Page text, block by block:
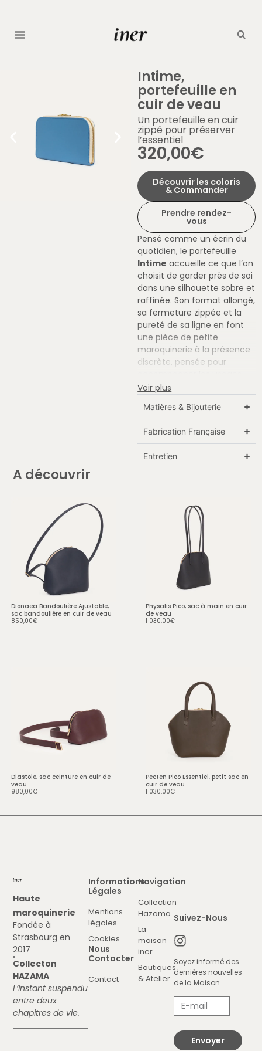
Intime,
portefeuille en
cuir de veau
Un portefeuille en cuir
zippé pour préserver
l’essentiel
320,00€
Découvrir les coloris
& Commander
Prendre rendez-
vous
Pensé comme un écrin du
quotidien, le portefeuille
Intime accueille ce que l’on
choisit de garder près de soi
dans une silhouette sobre et
raffinée. Son format allongé,
sa fermeture zippée et la
pureté de sa ligne en font
une pièce de petite
maroquinerie à la présence
discrète, pensée pour
avec justesse. À la fois
traverse le quotidien avec
effets personnels dans un
maîtrisé.
claire et essentielle,
permettant de réunir cartes,
billets et indispensables
dans un même geste.
Portefeuille zippé en cuir de
veau, l’Intime affirme une
élégance discrète, portée
par la netteté de ses lignes
et la justesse de ses
proportions.
• Six porte-cartes format CB
• Une pochette intérieure
centrale à rabat
• Soufflet intérieur
permettant une ouverture
maîtrisée
Voir plus
Matières & Bijouterie
Fabrication Française
Entretien
A découvrir
Dionaea Bandoulière Ajustable,
sac bandoulière en cuir de veau
850,00€
Physalis Pico, sac à main en cuir
de veau
1 030,00€
Diastole, sac ceinture en cuir de
veau
980,00€
Pecten Pico Essentiel, petit sac en
cuir de veau
1 030,00€
Informations
Légales
Mentions
légales
Cookies
Nous
Contacter
Contact
Haute
maroquinerie
Fondée à
Strasbourg en
2017
Collecton
HAZAMA
L’instant suspendu
entre deux
chapitres de vie.
Navigation
Collection
Hazama
La
maison
iner
Boutiques
& Atelier
Suivez-Nous
Soyez informé des
dernières nouvelles
de la Maison.
Envoyer